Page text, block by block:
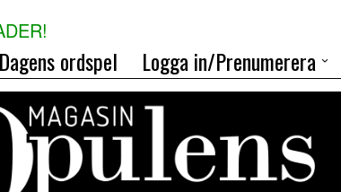
Dagens ordspel Logga in/Prenumerera